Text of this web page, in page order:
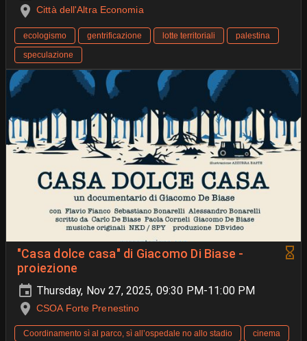
Città dell'Altra Economia
ecologismo gentrificazione lotte territoriali
palestina
speculazione
"Casa dolce casa" di Giacomo Di Biase -
proiezione
Thursday, Nov 27, 2025, 09:30 PM-11:00 PM
CSOA Forte Prenestino
Coordinamento sì al parco, sì all’ospedale no allo stadio cinema